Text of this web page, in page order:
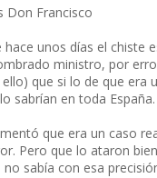
Don Francisco
hace unos días el chiste
ministro, por
que si lo de que era
sabrían en toda España.
que era un caso
Pero que lo ataron
sabía con esa